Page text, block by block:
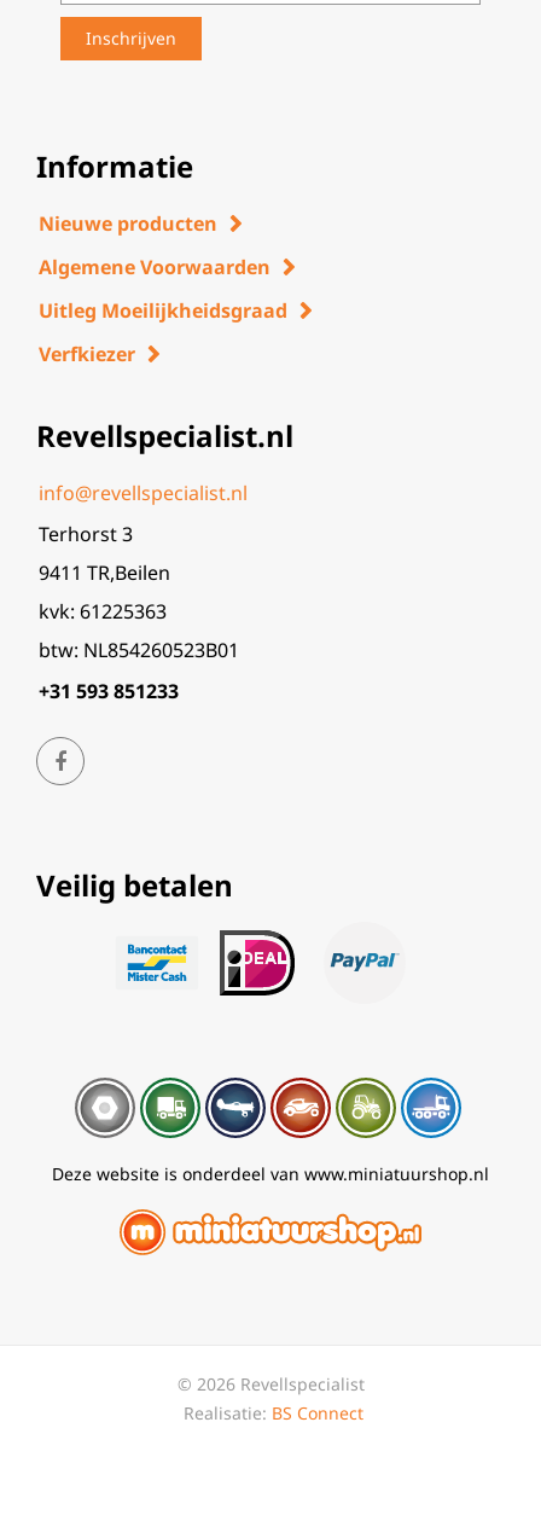
Informatie
Nieuwe producten
Algemene Voorwaarden
Uitleg Moeilijkheidsgraad
Verfkiezer
Revellspecialist.nl
info@revellspecialist.nl
Terhorst 3
9411 TR,Beilen
kvk: 61225363
btw: NL854260523B01
+31 593 851233
Veilig betalen
Deze website is onderdeel van www.miniatuurshop.nl
© 2026 Revellspecialist
Realisatie: BS Connect